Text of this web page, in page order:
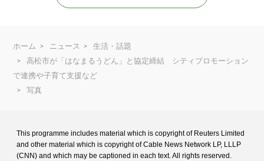
ホーム ニュース
生活・話題
高松市が「はなまるうどん」と協定締結 シティプロモーション
で連携や子育て支援など
写真
This programme includes material which is copyright of Reuters Limited
and other material which is copyright of Cable News Network LP, LLLP
(CNN) and which may be captioned in each text. All rights reserved.